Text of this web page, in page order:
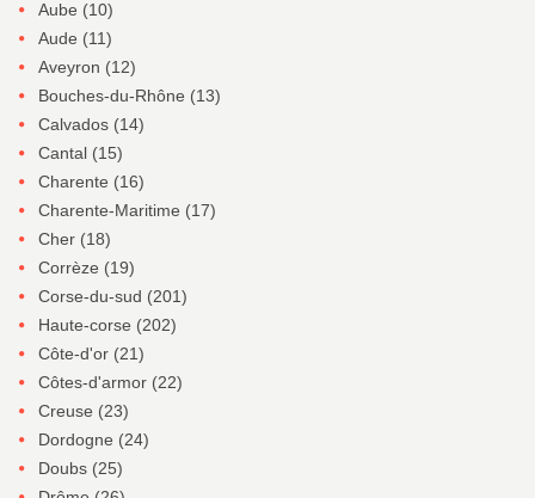
Aube (10)
Aude (11)
Aveyron (12)
Bouches-du-Rhône (13)
Calvados (14)
Cantal (15)
Charente (16)
Charente-Maritime (17)
Cher (18)
Corrèze (19)
Corse-du-sud (201)
Haute-corse (202)
Côte-d'or (21)
Côtes-d'armor (22)
Creuse (23)
Dordogne (24)
Doubs (25)